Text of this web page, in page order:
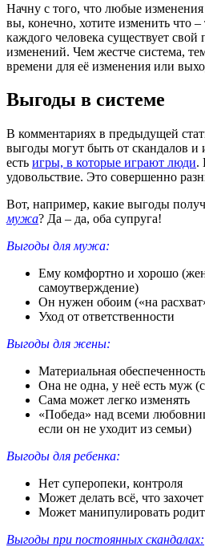
Начну с того, что любые
вы, конечно, хотите изменить что
каждого человека существует
изменений. Чем жестче система,
времени для её изменения или
Выгоды в системе
В комментариях в предыдущей
выгоды могут быть от скандалов и
есть игры, в которые играют люди.
удовольствие. Это совершенно
Вот, например, какие выгоды
мужа? Да – да, оба супруга!
Выгоды для мужа:
Ему комфортно и хорошо
самоутверждение)
Он нужен обоим («на
Уход от ответственности
Выгоды для жены:
Материальная обеспеченность
Она не одна, у неё есть муж
Сама может легко изменять
«Победа» над всеми
если он не уходит из семьи)
Выгоды для ребенка:
Нет суперопеки, контроля
Может делать всё, что захочет
Может манипулировать
Выгоды при постоянных скандалах: